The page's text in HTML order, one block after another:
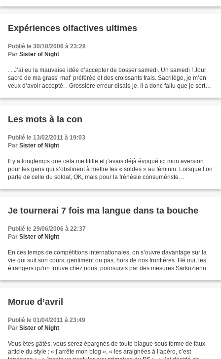
Expériences olfactives ultimes
Publié le 30/10/2006 à 23:28
Par Sister of Night
. . J’ai eu la mauvaise idée d’accepter de bosser samedi. Un samedi ! Jour
sacré de ma grass’ mat’ préférée et des croissants frais. Sacrilège, je m’en
veux d’avoir accepté. . Grossière erreur disais-je. Il a donc fallu que je sorte
Les mots à la con
Publié le 13/02/2011 à 19:03
Par Sister of Night
Il y a longtemps que cela me titille et j’avais déjà évoqué ici mon aversion
pour les gens qui s’obstinent à mettre les « soldes » au féminin. Lorsque l’on
parle de celle du soldat, OK, mais pour la frénésie consumériste
Je tournerai 7 fois ma langue dans ta bouche
Publié le 29/06/2006 à 22:37
Par Sister of Night
En ces temps de compétitions internationales, on s’ouvre davantage sur la
vie qui suit son cours, gentiment ou pas, hors de nos frontières. Hé oui, les
étrangers qu'on trouve chez nous, poursuivis par des mesures Sarkoziennes
Morue d’avril
Publié le 01/04/2011 à 23:49
Par Sister of Night
Vous êtes gâtés, vous serez épargnés de toute blague sous forme de faux
article du style : « j’arrête mon blog », « les araignées à l’apéro, c’est